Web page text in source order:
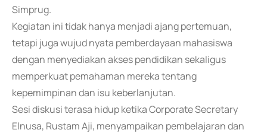
Simprug.
Kegiatan ini tidak hanya menjadi ajang pertemuan,
tetapi juga wujud nyata pemberdayaan mahasiswa
dengan menyediakan akses pendidikan sekaligus
memperkuat pemahaman mereka tentang
kepemimpinan dan isu keberlanjutan.
Sesi diskusi terasa hidup ketika Corporate Secretary
Elnusa, Rustam Aji, menyampaikan pembelajaran dan